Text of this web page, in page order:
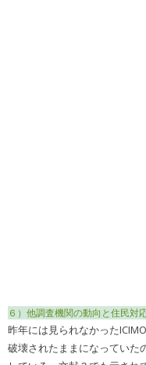
６）他調査機関の動向と住民対
昨年には見られなかった
破壊されたままになっていた